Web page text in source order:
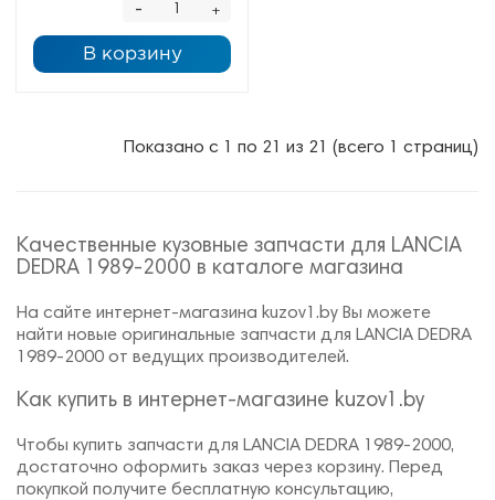
+
-
В корзину
Показано с 1 по 21 из 21 (всего 1 страниц)
Качественные кузовные запчасти для LANCIA
DEDRA 1989-2000 в каталоге магазина
На сайте интернет-магазина kuzov1.by Вы можете
найти новые оригинальные запчасти для LANCIA DEDRA
1989-2000 от ведущих производителей.
Как купить в интернет-магазине kuzov1.by
Чтобы купить запчасти для LANCIA DEDRA 1989-2000,
достаточно оформить заказ через корзину. Перед
покупкой получите бесплатную консультацию,